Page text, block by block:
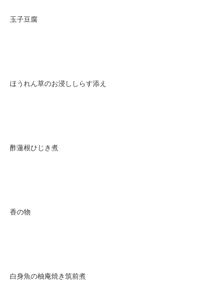
玉子豆腐
ほうれん草のお浸ししらす添え
酢蓮根ひじき煮
香の物
白身魚の柚庵焼き筑前煮